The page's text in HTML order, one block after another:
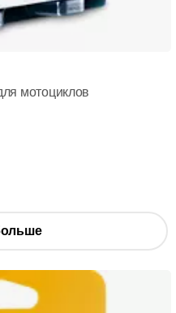
мотоциклов